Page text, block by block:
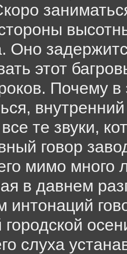
Оно
этот
Почему в
те звуки,
говор
мимо много
в давнем
интонаций
слуха